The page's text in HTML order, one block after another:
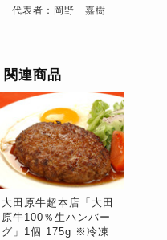
代表者：岡野 嘉樹
関連商品
大田原牛超本店「大田
原牛100％生ハンバー
グ」1個 175g ※冷凍